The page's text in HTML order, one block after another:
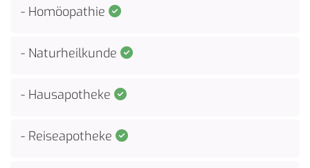
- Homöopathie 
- Naturheilkunde 
- Hausapotheke 
- Reiseapotheke 